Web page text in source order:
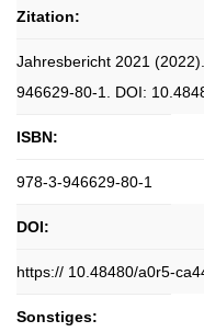
Zitation:
Jahresbericht 2021
946629-80-1. DOI:
ISBN:
978-3-946629-80-1
DOI:
https:// 10.48480/a0r5-
Sonstiges: